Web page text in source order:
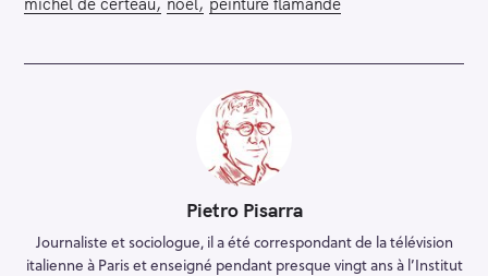
michel de certeau
noël peinture flamande
Pietro Pisarra
Journaliste et sociologue, il a été correspondant de la télévision
italienne à Paris et enseigné pendant presque vingt ans à l’Institut